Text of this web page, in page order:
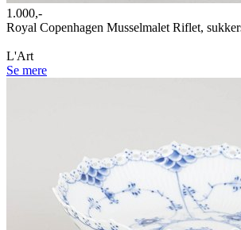
1.000,-
Royal Copenhagen Musselmalet Riflet,
L'Art
Se mere